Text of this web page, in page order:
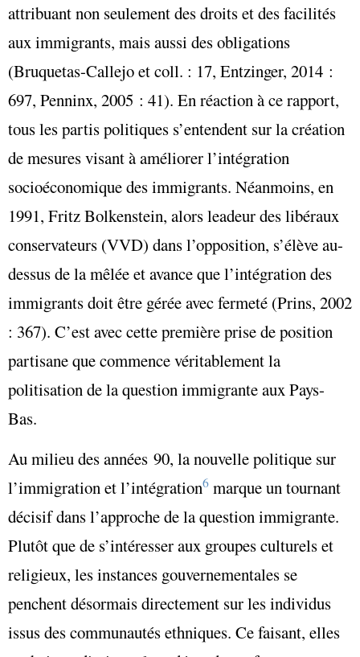
attribuant non seulement des droits et des facilités
aux immigrants, mais aussi des obligations
(Bruquetas-Callejo et coll. : 17, Entzinger, 2014 :
697, Penninx, 2005 : 41). En réaction à ce rapport,
tous les partis politiques s’entendent sur la création
de mesures visant à améliorer l’intégration
socioéconomique des immigrants. Néanmoins, en
1991, Fritz Bolkenstein, alors leadeur des libéraux
conservateurs (VVD) dans l’opposition, s’élève au-
dessus de la mêlée et avance que l’intégration des
immigrants doit être gérée avec fermeté (Prins, 2002
: 367). C’est avec cette première prise de position
partisane que commence véritablement la
politisation de la question immigrante aux Pays-
Bas.
Au milieu des années 90, la nouvelle politique sur
l’immigration et l’intégration6 marque un tournant
décisif dans l’approche de la question immigrante.
Plutôt que de s’intéresser aux groupes culturels et
religieux, les instances gouvernementales se
penchent désormais directement sur les individus
issus des communautés ethniques. Ce faisant, elles